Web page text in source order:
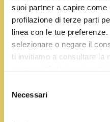
suoi partner a capire
profilazione di terze parti
linea con le tue
selezionare o negare il
ti invitiamo a consultare la
premere "Seleziona i
delNecessari
300 g. di riso per
4 filetti di rombo
1 cipolla
2 bustine di zafferano
vino bianco